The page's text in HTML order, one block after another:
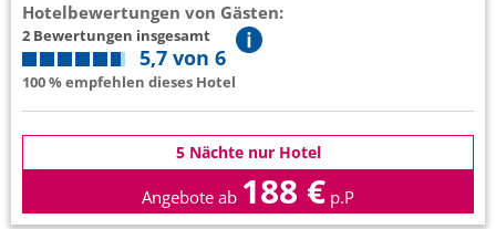
Hotelbewertungen von Gästen:
2 Bewertungen insgesamt
5,7 von 6
100 % empfehlen dieses Hotel
5 Nächte nur Hotel
Angebote ab 188 € p.P